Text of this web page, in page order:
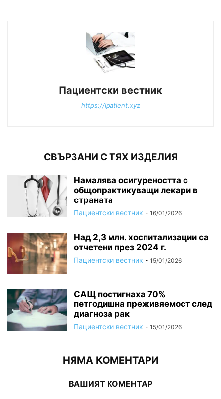
Пациентски вестник
https://ipatient.xyz
СВЪРЗАНИ С ТЯХ ИЗДЕЛИЯ
Намалява осигуреността с
общопрактикуващи лекари в
страната
Пациентски вестник - 16/01/2026
Над 2,3 млн. хоспитализации са
отчетени през 2024 г.
Пациентски вестник - 15/01/2026
САЩ постигнаха 70%
петгодишна преживяемост след
диагноза рак
Пациентски вестник - 15/01/2026
НЯМА КОМЕНТАРИ
ВАШИЯТ КОМЕНТАР